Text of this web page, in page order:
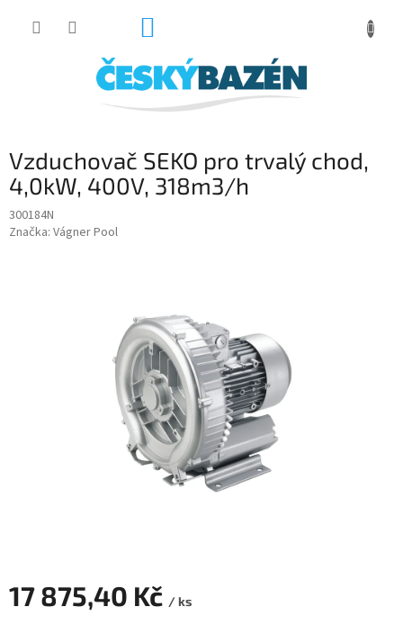
Vzduchovač SEKO pro trvalý chod,
4,0kW, 400V, 318m3/h
300184N
Značka: Vágner Pool
17 875,40 Kč / ks